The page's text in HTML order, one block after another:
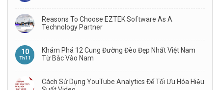
Reasons To Choose EZTEK Software As A
Technology Partner
10
Th11
Khám Phá 12 Cung Đường Đèo Đẹp Nhất Việt Nam
Từ Bắc Vào Nam
Cách Sử Dụng YouTube Analytics Để Tối Ưu Hóa Hiệu